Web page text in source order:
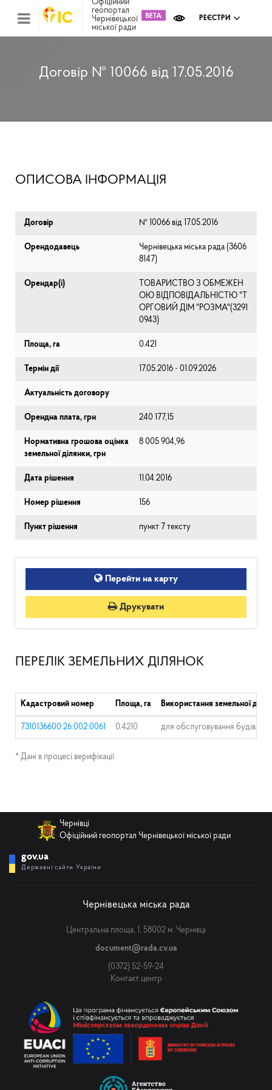
Офіційний
геопортал
Чернівецької
міської ради
РЕЄСТРИ
Договір № 10066 від 17.05.2016
ОПИСОВА ІНФОРМАЦІЯ
Договір № 10066 від 17.05.2016
Орендодавець
Чернівецька міська рада (⁨3606
8147⁩)
Орендар(і)
ТОВАРИСТВО З ОБМЕЖЕН
ОЮ ВІДПОВІДАЛЬНІСТЮ "Т
ОРГОВИЙ ДІМ "РОЗМА"(3291
0943)
Площа, га 0.421
Термін дії 17.05.2016 - 01.09.2026
Актуальність договору
Орендна плата, грн 240 177,15
Нормативна грошова оцінка
земельної ділянки, грн
8 005 904,96
Дата рішення 11.04.2016
Номер рішення 156
Пункт рішення пункт 7 тексту
Перейти на карту
Друкувати
ПЕРЕЛІК ЗЕМЕЛЬНИХ ДІЛЯНОК
Кадастровий номер Площа, га Використання земельної
7310136600:26:002:0061 0.4210 для обслуговування будівлі
* Дані в процесі верифікації
Чернівці
Офіційний геопортал Чернівецької міської ради
gov.ua
Державні сайти України
Чернівецька міська рада
Центральна площа, 1, 58002 м. Чернівці
document@rada.cv.ua
(0372) 52-59-24
Контакт центр